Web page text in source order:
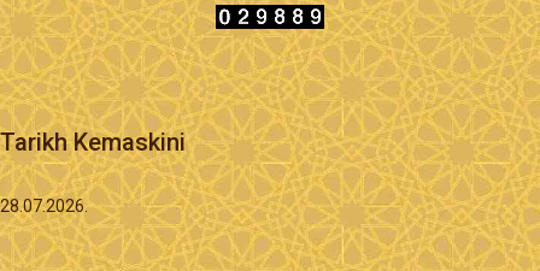
Tarikh Kemaskini
28.07.2026.